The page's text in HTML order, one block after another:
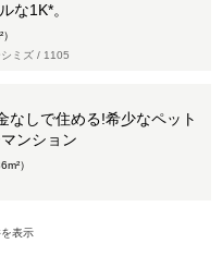
な1K*。
ミズ / 1105
なしで住める!希少なペット
ンション
）
表示